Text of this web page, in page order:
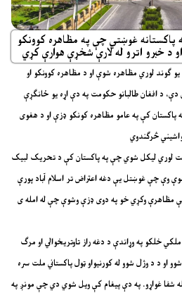
پاکستانه غوښتي چې په مظاهره کوونکو
خبرو اترو له لارې شخړې هوارې کړي
لوري مظاهره شوې او د مظاهره کوونکو او
دې، د افغان طالبانو حکومت په دې اړه یو ځانګړې
کې په عامو مظاهره کونکو ډزې او د هغوی
لوري لیکل شوي چې په پاکستان کې د تحریک لبیک
وې چې غوښتل یې دغه اعتراض تر اسلام آباد پورې
مظاهرې وکړي خو په دوی ډزې وشوې چې له امله ی
او د د وژل شوو له کورنیواو ټول پاکستاني ملت سره
شفا غواړو. په دې پیغام کې ویل شوي دي چې مونږ په